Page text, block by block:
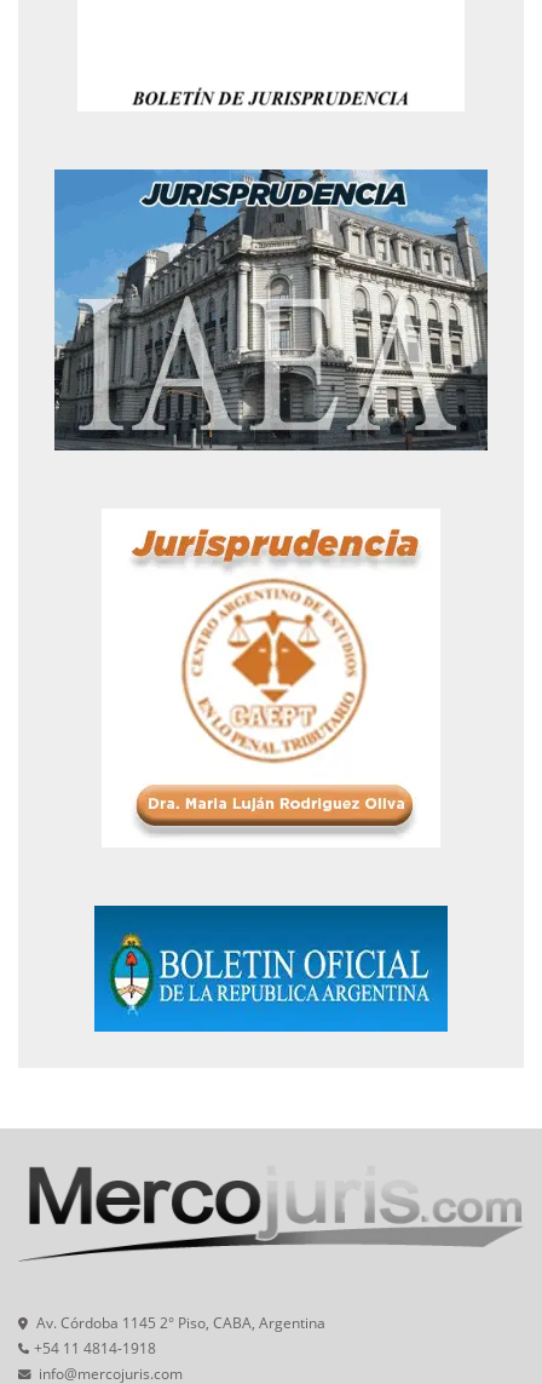
Av. Córdoba 1145 2° Piso, CABA, Argentina
+54 11 4814-1918
info@mercojuris.com